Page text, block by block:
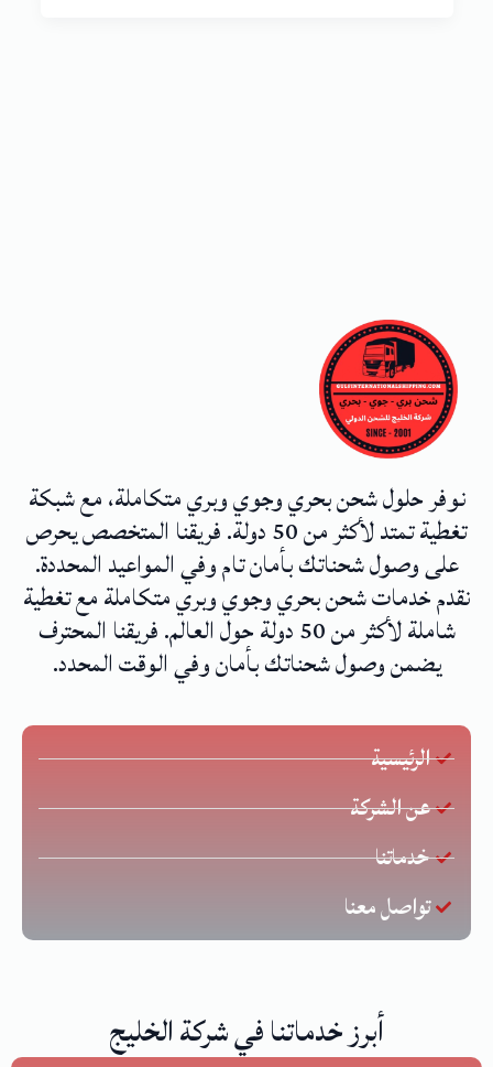
نوفر حلول شحن بحري وجوي وبري متكاملة، مع شبكة
تغطية تمتد لأكثر من 50 دولة. فريقنا المتخصص يحرص
على وصول شحناتك بأمان تام وفي المواعيد المحددة.
نقدم خدمات شحن بحري وجوي وبري متكاملة مع تغطية
شاملة لأكثر من 50 دولة حول العالم. فريقنا المحترف
يضمن وصول شحناتك بأمان وفي الوقت المحدد.
الرئيسية
عن الشركة
خدماتنا
تواصل معنا
أبرز خدماتنا في شركة الخليج